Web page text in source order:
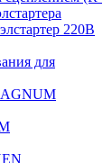
220В
для